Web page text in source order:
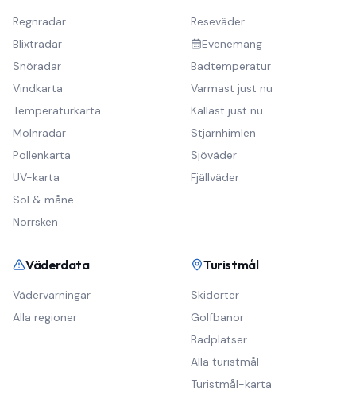
Regnradar
Blixtradar
Snöradar
Vindkarta
Temperaturkarta
Molnradar
Pollenkarta
UV-karta
Sol & måne
Norrsken
Reseväder
Evenemang
Badtemperatur
Varmast just nu
Kallast just nu
Stjärnhimlen
Sjöväder
Fjällväder
Väderdata
Vädervarningar
Alla regioner
Turistmål
Skidorter
Golfbanor
Badplatser
Alla turistmål
Turistmål-karta